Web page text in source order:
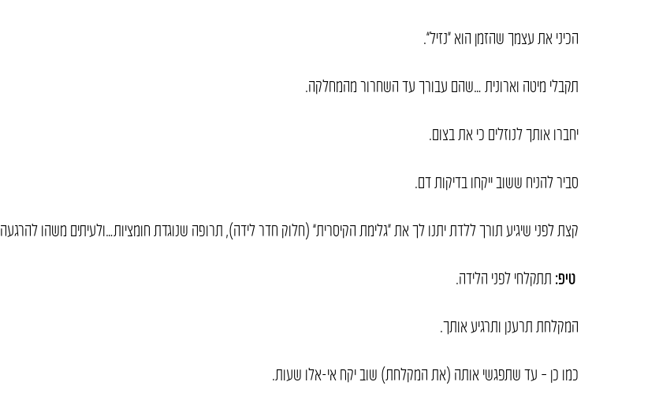
הכיני את עצמך שהזמן הוא “נזיל”.
תקבלי מיטה וארונית …שהם עבורך עד השחרור מהמחלקה.
יחברו אותך לנוזלים כי את בצום.
סביר להניח ששוב ייקחו בדיקות דם.
קצת לפני שיגיע תורך ללדת יתנו לך את “גלימת הקיסרית” (חלוק חדר לידה), תרופה שנוגדת חומציות…ולעיתים משהו להרגעה.
טיפ: תתקלחי לפני הלידה.
המקלחת תרענן ותרגיע אותך.
כמו כן – עד שתפגשי אותה (את המקלחת) שוב יקח אי-אלו שעות.